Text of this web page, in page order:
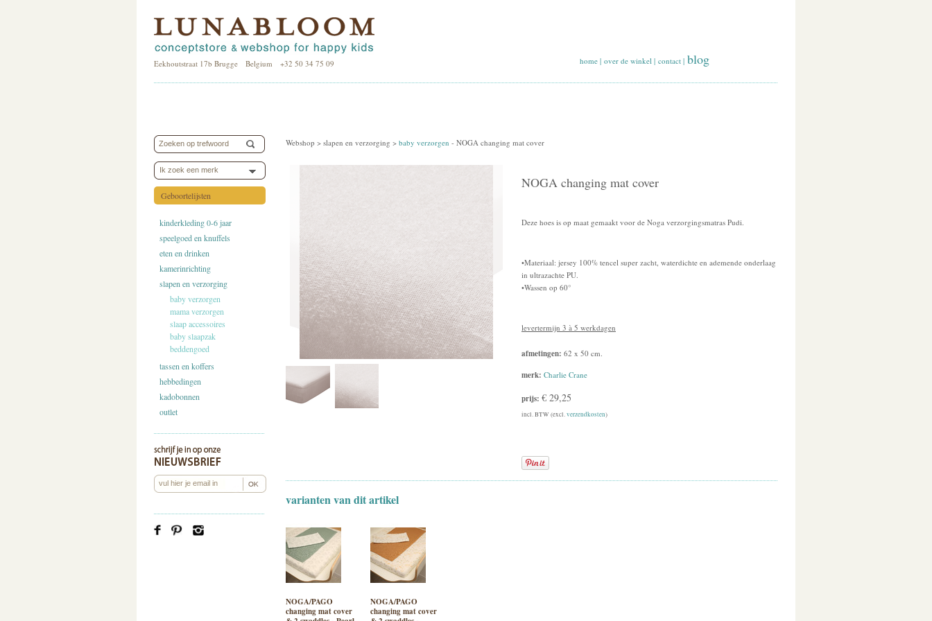
Eekhoutstraat 17b Brugge Belgium +32 50 34 75 09 home | over de winkel | contact | blog
Ik zoek een merk
Geboortelijsten
kinderkleding 0-6 jaar
speelgoed en knuffels
eten en drinken
kamerinrichting
slapen en verzorging
baby verzorgen
mama verzorgen
slaap accessoires
baby slaapzak
beddengoed
tassen en koffers
hebbedingen
kadobonnen
outlet
Webshop > slapen en verzorging > baby verzorgen - NOGA changing mat cover
NOGA changing mat cover
Deze hoes is op maat gemaakt voor de Noga verzorgingsmatras Pudi.
•Materiaal: jersey 100% tencel super zacht, waterdichte en ademende onderlaag
in ultrazachte PU.
•Wassen op 60°
levertermijn 3 à 5 werkdagen
afmetingen: 62 x 50 cm.
merk: Charlie Crane
prijs: € 29,25
incl. BTW (excl.verzendkosten)
varianten van dit artikel
NOGA/PAGO
changing mat cover
NOGA/PAGO
changing mat cover